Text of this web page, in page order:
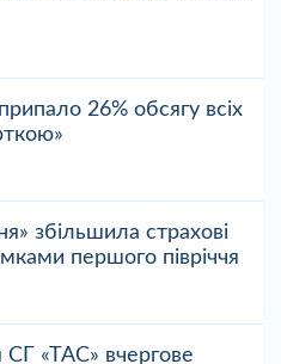
26% обсягу всіх
збільшила страхові
першого півріччя
СГ «ТАС» вчергове